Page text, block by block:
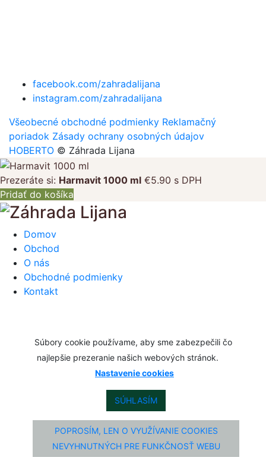
facebook.com/zahradalijana
instagram.com/zahradalijana
Všeobecné obchodné podmienky Reklamačný
poriadok Zásady ochrany osobných údajov
HOBERTO © Záhrada Lijana
Prezeráte si: Harmavit 1000 ml €5.90 s DPH
Pridať do košíka
Domov
Obchod
O nás
Obchodné podmienky
Kontakt
Súbory cookie používame, aby sme zabezpečili čo
najlepšie prezeranie našich webových stránok.
Nastavenie cookies
SÚHLASÍM
POPROSÍM, LEN O VYUŽÍVANIE COOKIES
NEVYHNUTNÝCH PRE FUNKČNOSŤ WEBU